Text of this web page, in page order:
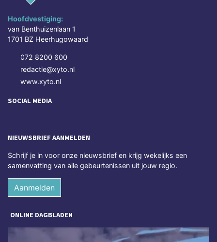
Hoofdvestiging:
van Benthuizenlaan 1
1701 BZ Heerhugowaard
072 8200 600
redactie@xyto.nl
www.xyto.nl
SOCIAL MEDIA
NIEUWSBRIEF AANMELDEN
Schrijf je in voor onze nieuwsbrief en krijg wekelijks een
samenvatting van alle gebeurtenissen uit jouw regio.
Aanmelden
ONLINE DAGBLADEN